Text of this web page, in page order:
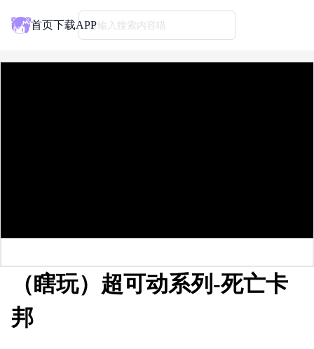
首页下载APP请输入搜索内容喵
（瞎玩）超可动系列-死亡卡
邦